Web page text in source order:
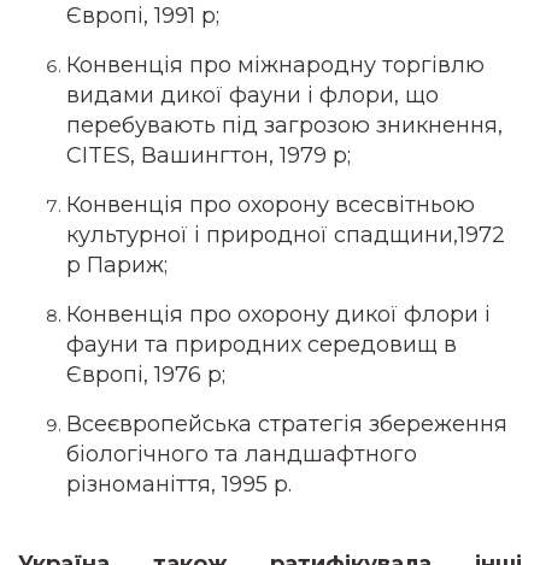
Європі, 1991 р;
Конвенція про міжнародну торгівлю
видами дикої фауни і флори, що
перебувають під загрозою зникнення,
CITES, Вашингтон, 1979 р;
Конвенція про охорону всесвітньою
культурної і природної спадщини,1972
р Париж;
Конвенція про охорону дикої флори і
фауни та природних середовищ в
Європі, 1976 р;
Всеєвропейська стратегія збереження
біологічного та ландшафтного
різноманіття, 1995 р.